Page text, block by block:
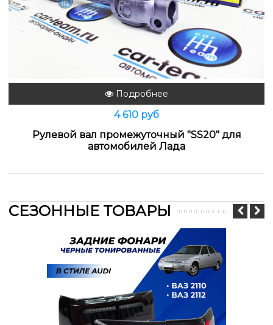
Подробнее
4 610 руб
Рулевой вал промежуточный "SS20" для
автомобилей Лада
СЕЗОННЫЕ ТОВАРЫ